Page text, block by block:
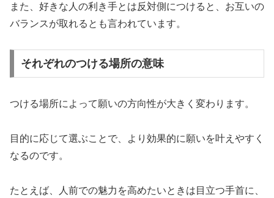
また、好きな人の利き手とは反対側につけると、お互いの
バランスが取れるとも言われています。
それぞれのつける場所の意味
つける場所によって願いの方向性が大きく変わります。
目的に応じて選ぶことで、より効果的に願いを叶えやすく
なるのです。
たとえば、人前での魅力を高めたいときは目立つ手首に、